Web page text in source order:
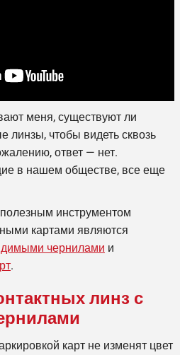
меня, существуют ли
линзы, чтобы видеть сквозь
ответ — нет.
в нашем обществе, все еще
инструментом
картами являются
чернилами и
.
линз с
карт не изменят цвет